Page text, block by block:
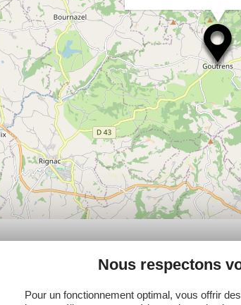
Nous respectons
Pour un fonctionnement optimal, vous offrir